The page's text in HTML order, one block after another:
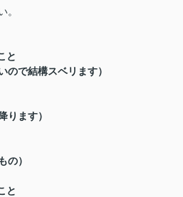
。
と
で結構スベリます）
ます）
の）
と